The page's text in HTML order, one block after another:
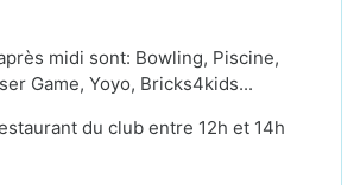
midi sont: Bowling, Piscine,
Game, Yoyo, Bricks4kids...
du club entre 12h et 14h